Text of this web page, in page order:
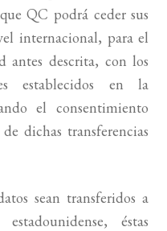
QC podrá ceder sus
internacional, para el
descrita, con los
establecidos en la
el consentimiento
dichas transferencias
sean transferidos a
éstas